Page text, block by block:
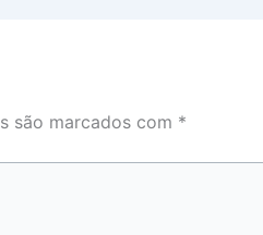
são marcados com *